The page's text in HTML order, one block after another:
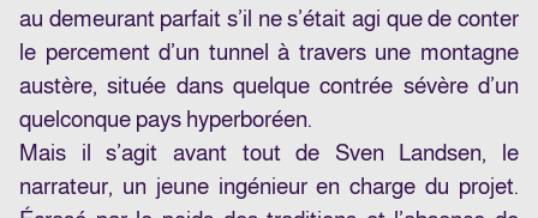
au demeurant parfait s’il ne s’était agi que de conter
le percement d’un tunnel à travers une montagne
austère, située dans quelque contrée sévère d’un
quelconque pays hyperboréen.
Mais il s’agit avant tout de Sven Landsen, le
narrateur, un jeune ingénieur en charge du projet.